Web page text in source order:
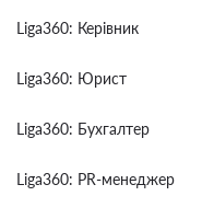
Liga360: Керівник
Liga360: Юрист
Liga360: Бухгалтер
Liga360: PR-менеджер